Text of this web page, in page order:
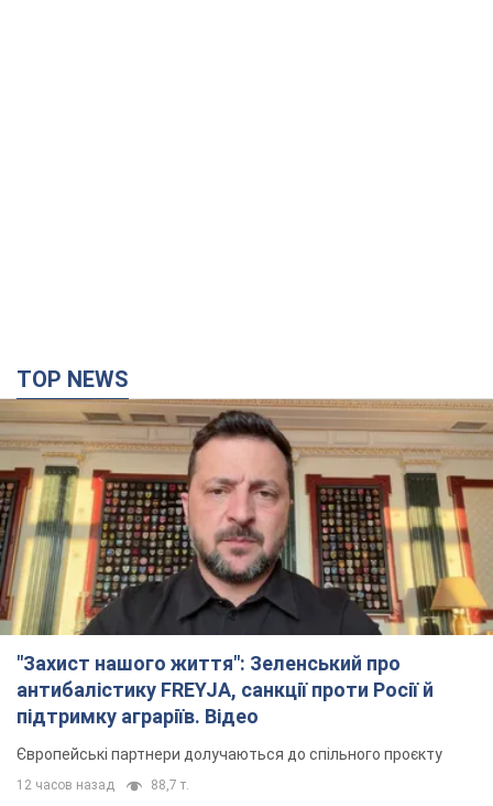
TOP NEWS
"Захист нашого життя": Зеленський про
антибалістику FREYJA, санкції проти Росії й
підтримку аграріїв. Відео
Європейські партнери долучаються до спільного проєкту
12 часов назад 88,7 т.